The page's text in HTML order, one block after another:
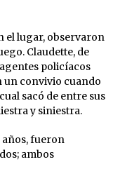
el lugar, observaron
Claudette, de
policíacos
un convivio cuando
sacó de entre sus
y siniestra.
años, fueron
ambos